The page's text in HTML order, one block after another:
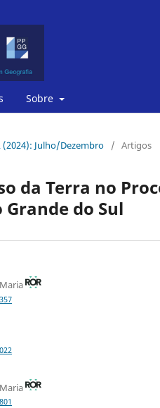
Sobre
(2024): Julho/Dezembro / Artigos
da Terra no
Grande do Sul